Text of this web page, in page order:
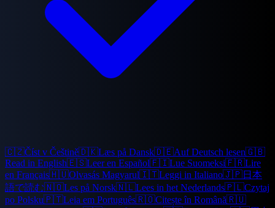
🇨🇿Číst v Češtině🇩🇰Læs på Dansk🇩🇪Auf Deutsch lesen🇬🇧
Read in English🇪🇸Leer en Español🇫🇮Lue Suomeksi🇫🇷Lire
en Français🇭🇺Olvasás Magyarul🇮🇹Leggi in Italiano🇯🇵日本
語で読む🇳🇴Les på Norsk🇳🇱Lees in het Nederlands🇵🇱Czytaj
po Polsku🇵🇹Leia em Português🇷🇴Citește în Română🇷🇺